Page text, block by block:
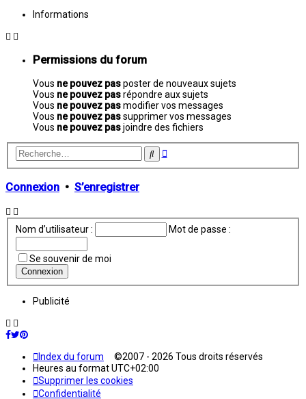
Informations
Permissions du forum
Vous ne pouvez pasposter de nouveaux sujets
Vous ne pouvez pasrépondre aux sujets
Vous ne pouvez pasmodifier vos messages
Vous ne pouvez passupprimer vos messages
Vous ne pouvez pasjoindre des fichiers
Rechercher
Recherche
Connexion • S’enregistrer
Nom d’utilisateur : Mot de passe :
Se souvenir de moi
Publicité
Index du forum ©2007 - 2026 Tous droits réservés
Heures au formatUTC+02:00
Supprimer les cookies
Confidentialité